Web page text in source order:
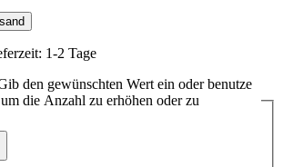
1-2 Tage
den gewünschten Wert ein oder benutze
die Anzahl zu erhöhen oder zu